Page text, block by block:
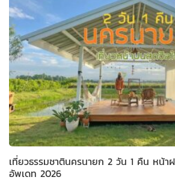
เที่ยวธรรมชาตินครนายก 2 วัน 1 คืน หน้
อัพเดท 2026